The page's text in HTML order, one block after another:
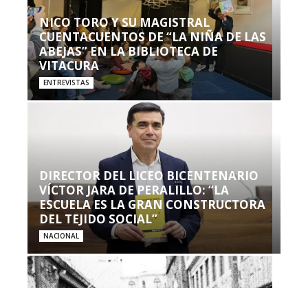
NICO TORO Y SU MAGISTRAL
CUENTACUENTOS DE “LA NIÑA DE LAS
ABEJAS” EN LA BIBLIOTECA DE
VITACURA
ENTREVISTAS
DIRECTOR DEL LICEO BICENTENARIO
VÍCTOR JARA DE PERALILLO: “LA
ESCUELA ES LA GRAN CONSTRUCTORA
DEL TEJIDO SOCIAL”
NACIONAL